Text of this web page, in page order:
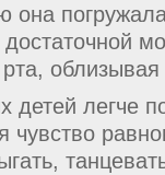
она
рта,
детей легче
чувство